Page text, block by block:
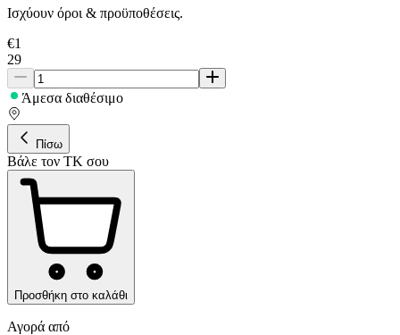
Ισχύουν όροι & προϋποθέσεις.
€1
29
Άμεσα διαθέσιμο
Πίσω
Βάλε τον ΤΚ σου
Προσθήκη στο καλάθι
Αγορά από